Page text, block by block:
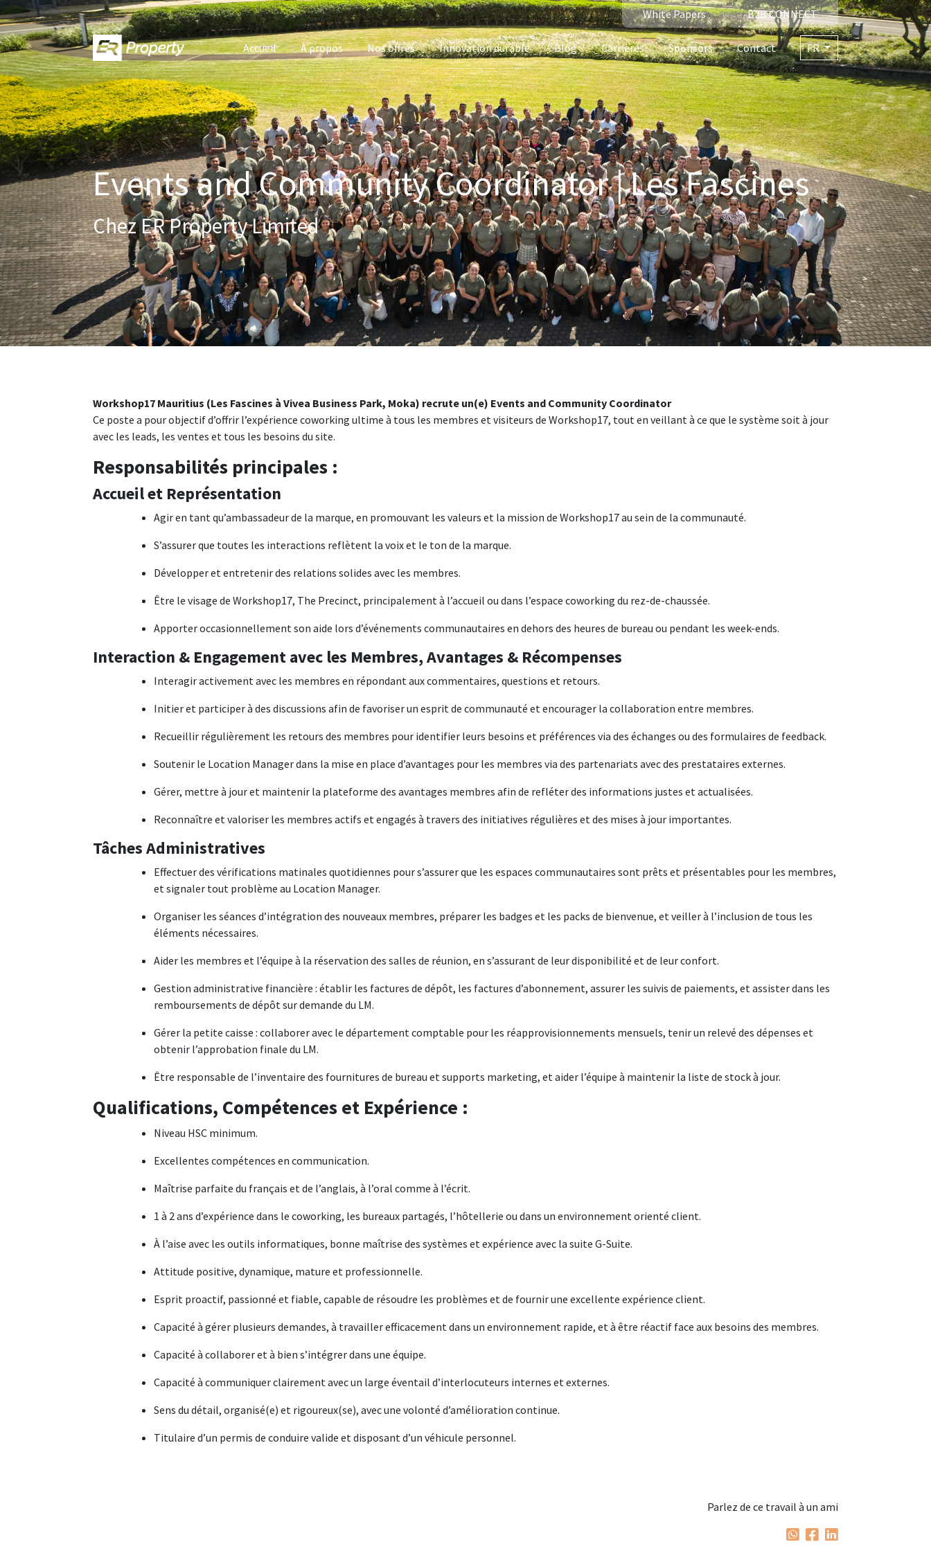
White Papers B2B CONNECT
Accueil À propos Nos offres Innovation durable Blog Carrières Sponsors Contact FR
Events and Community Coordinator | Les Fascines
Chez ER Property Limited
Workshop17 Mauritius (Les Fascines à Vivea Business Park, Moka) recrute un(e) Events and Community Coordinator
Ce poste a pour objectif d’offrir l’expérience coworking ultime à tous les membres et visiteurs de Workshop17, tout en veillant à ce que le système soit à jour
avec les leads, les ventes et tous les besoins du site.
Responsabilités principales :
Accueil et Représentation
Agir en tant qu’ambassadeur de la marque, en promouvant les valeurs et la mission de Workshop17 au sein de la communauté.
S’assurer que toutes les interactions reflètent la voix et le ton de la marque.
Développer et entretenir des relations solides avec les membres.
Être le visage de Workshop17, The Precinct, principalement à l’accueil ou dans l’espace coworking du rez-de-chaussée.
Apporter occasionnellement son aide lors d’événements communautaires en dehors des heures de bureau ou pendant les week-ends.
Interaction & Engagement avec les Membres, Avantages & Récompenses
Interagir activement avec les membres en répondant aux commentaires, questions et retours.
Initier et participer à des discussions afin de favoriser un esprit de communauté et encourager la collaboration entre membres.
Recueillir régulièrement les retours des membres pour identifier leurs besoins et préférences via des échanges ou des formulaires de feedback.
Soutenir le Location Manager dans la mise en place d’avantages pour les membres via des partenariats avec des prestataires externes.
Gérer, mettre à jour et maintenir la plateforme des avantages membres afin de refléter des informations justes et actualisées.
Reconnaître et valoriser les membres actifs et engagés à travers des initiatives régulières et des mises à jour importantes.
Tâches Administratives
Effectuer des vérifications matinales quotidiennes pour s’assurer que les espaces communautaires sont prêts et présentables pour les membres,
et signaler tout problème au Location Manager.
Organiser les séances d’intégration des nouveaux membres, préparer les badges et les packs de bienvenue, et veiller à l’inclusion de tous les
éléments nécessaires.
Aider les membres et l’équipe à la réservation des salles de réunion, en s’assurant de leur disponibilité et de leur confort.
Gestion administrative financière : établir les factures de dépôt, les factures d’abonnement, assurer les suivis de paiements, et assister dans les
remboursements de dépôt sur demande du LM.
Gérer la petite caisse : collaborer avec le département comptable pour les réapprovisionnements mensuels, tenir un relevé des dépenses et
obtenir l’approbation finale du LM.
Être responsable de l’inventaire des fournitures de bureau et supports marketing, et aider l’équipe à maintenir la liste de stock à jour.
Qualifications, Compétences et Expérience :
Niveau HSC minimum.
Excellentes compétences en communication.
Maîtrise parfaite du français et de l’anglais, à l’oral comme à l’écrit.
1 à 2 ans d’expérience dans le coworking, les bureaux partagés, l’hôtellerie ou dans un environnement orienté client.
À l’aise avec les outils informatiques, bonne maîtrise des systèmes et expérience avec la suite G-Suite.
Attitude positive, dynamique, mature et professionnelle.
Esprit proactif, passionné et fiable, capable de résoudre les problèmes et de fournir une excellente expérience client.
Capacité à gérer plusieurs demandes, à travailler efficacement dans un environnement rapide, et à être réactif face aux besoins des membres.
Capacité à collaborer et à bien s’intégrer dans une équipe.
Capacité à communiquer clairement avec un large éventail d’interlocuteurs internes et externes.
Sens du détail, organisé(e) et rigoureux(se), avec une volonté d’amélioration continue.
Titulaire d’un permis de conduire valide et disposant d’un véhicule personnel.
Parlez de ce travail à un ami